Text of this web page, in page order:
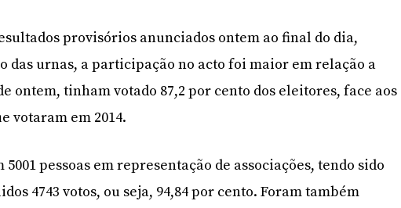
provisórios anunciados ontem ao final do dia,
das urnas, a participação no acto foi maior em relação a
ontem, tinham votado 87,2 por cento dos eleitores, face aos
votaram em 2014.
pessoas em representação de associações, tendo sido
4743 votos, ou seja, 94,84 por cento. Foram também